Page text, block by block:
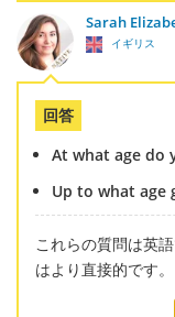
Sarah
イギリス
回答
At what age do
Up to what age
これらの質問は英
はより直接的です。